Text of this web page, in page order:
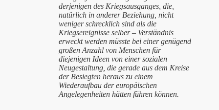
derjenigen des Kriegsausganges, die,
natürlich in anderer Beziehung, nicht
weniger schrecklich sind als die
Kriegsereignisse selber – Verständnis
erweckt werden müsste bei einer genügend
großen Anzahl von Menschen für
diejenigen Ideen von einer sozialen
Neugestaltung, die gerade aus dem Kreise
der Besiegten heraus zu einem
Wiederaufbau der europäischen
Angelegenheiten hätten führen können.